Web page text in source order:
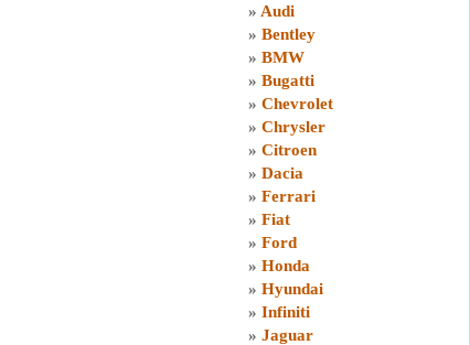
» Audi
» Bentley
» BMW
» Bugatti
» Chevrolet
» Chrysler
» Citroen
» Dacia
» Ferrari
» Fiat
» Ford
» Honda
» Hyundai
» Infiniti
» Jaguar